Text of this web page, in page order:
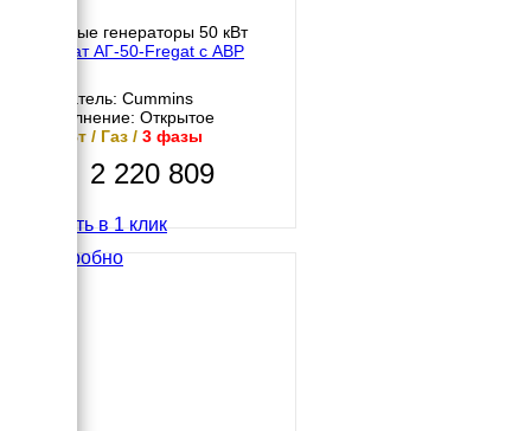
Газовые генераторы 50 кВт
Фрегат АГ-50-Fregat с АВР
Двигатель: Cummins
Исполнение: Открытое
50 кВт / Газ / 3 фазы
2 220 809
Купить в 1 клик
Подробно